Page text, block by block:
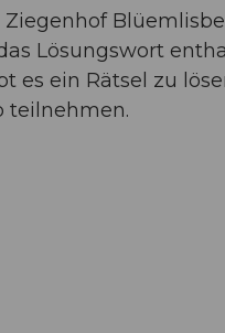
Lösungswort
es ein Rätsel zu
teilnehmen.